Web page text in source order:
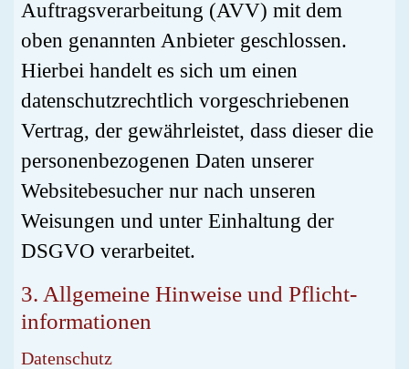
Auftragsverarbeitung (AVV) mit dem
oben genannten Anbieter geschlossen.
Hierbei handelt es sich um einen
datenschutzrechtlich vorgeschriebenen
Vertrag, der gewährleistet, dass dieser die
personenbezogenen Daten unserer
Websitebesucher nur nach unseren
Weisungen und unter Einhaltung der
DSGVO verarbeitet.
3. Allgemeine Hinweise und Pflicht­
informationen
Datenschutz